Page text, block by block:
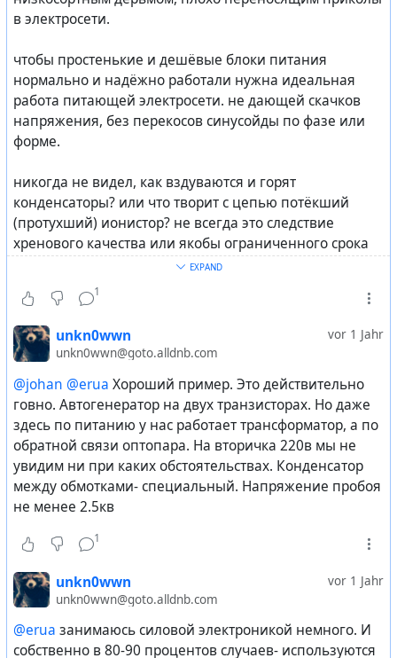
в электросети.
чтобы простенькие и дешёвые блоки питания
нормально и надёжно работали нужна идеальная
работа питающей электросети. не дающей скачков
напряжения, без перекосов синусойды по фазе или
форме.
никогда не видел, как вздуваются и горят
конденсаторы? или что творит с цепью потёкший
(протухший) ионистор? не всегда это следствие
хренового качества или якобы ограниченного срока
эксплуатации (срока жизни). чаще всего именно
упрощение схемы ради экономии + хреновая
электросеть.
хочешь, чтобы твои блоки питания нормально и
долго работали, гарантировано безопасно? будь добр
делай свою свою подстанцию, не просто развязанную
от основной сети, а самостоятельно генерирующую
синусоиду (чистый синус).
почти всегда единственный вариант реализовать
идеальные условия эксплуатации для блоков питания
— это подстанция с аккумуляторных батарей
скачки при подключении/отключении серьёзной
нагрузки. а внешняя сеть идёт лишь для
подпитывания этих самых батарей.
EXPAND
1
vor 1 Jahr
unkn0wwn
unkn0wwn@goto.alldnb.com
@johan @erua Хороший пример. Это действительно
говно. Автогенератор на двух транзисторах. Но даже
здесь по питанию у нас работает трансформатор, а по
обратной связи оптопара. На вторичка 220в мы не
увидим ни при каких обстоятельствах. Конденсатор
между обмотками- специальный. Напряжение пробоя
не менее 2.5кв
1
vor 1 Jahr
unkn0wwn
unkn0wwn@goto.alldnb.com
@erua занимаюсь силовой электроникой немного. И
собственно в 80-90 процентов случаев- используются